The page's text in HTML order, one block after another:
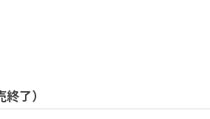
了）